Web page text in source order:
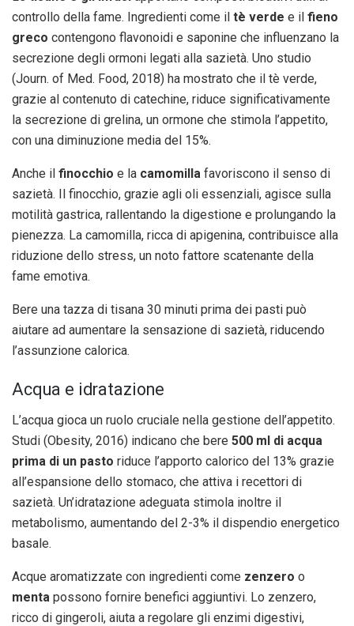
controllo della fame. Ingredienti come il tè verde e il fieno
greco contengono flavonoidi e saponine che influenzano la
secrezione degli ormoni legati alla sazietà. Uno studio
(Journ. of Med. Food, 2018) ha mostrato che il tè verde,
grazie al contenuto di catechine, riduce significativamente
la secrezione di grelina, un ormone che stimola l’appetito,
con una diminuzione media del 15%.
Anche il finocchio e la camomilla favoriscono il senso di
sazietà. Il finocchio, grazie agli oli essenziali, agisce sulla
motilità gastrica, rallentando la digestione e prolungando la
pienezza. La camomilla, ricca di apigenina, contribuisce alla
riduzione dello stress, un noto fattore scatenante della
fame emotiva.
Bere una tazza di tisana 30 minuti prima dei pasti può
aiutare ad aumentare la sensazione di sazietà, riducendo
l’assunzione calorica.
Acqua e idratazione
L’acqua gioca un ruolo cruciale nella gestione dell’appetito.
Studi (Obesity, 2016) indicano che bere 500 ml di acqua
prima di un pasto riduce l’apporto calorico del 13% grazie
all’espansione dello stomaco, che attiva i recettori di
sazietà. Un’idratazione adeguata stimola inoltre il
metabolismo, aumentando del 2-3% il dispendio energetico
basale.
Acque aromatizzate con ingredienti come zenzero o
menta possono fornire benefici aggiuntivi. Lo zenzero,
ricco di gingeroli, aiuta a regolare gli enzimi digestivi,